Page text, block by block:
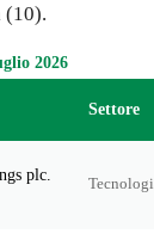
(10).
2026
Settore
plc.